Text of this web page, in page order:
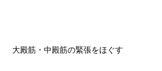
大殿筋・中殿筋の緊張をほぐす